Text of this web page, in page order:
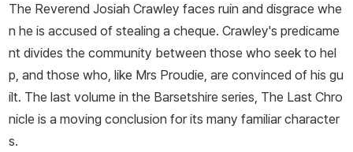
The Reverend Josiah Crawley faces ruin and disgrace whe
n he is accused of stealing a cheque. Crawley's predicame
nt divides the community between those who seek to hel
p, and those who, like Mrs Proudie, are convinced of his gu
ilt. The last volume in the Barsetshire series, The Last Chro
nicle is a moving conclusion for its many familiar character
s.